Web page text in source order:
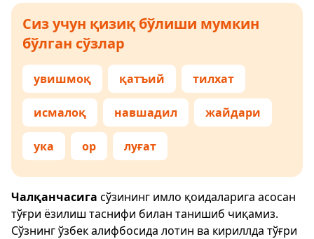
Сиз учун қизиқ бўлиши мумкин
бўлган сўзлар
увишмоқ қатъий тилхат
исмалоқ навшадил жайдари
ука ор луғат
Чалқанчасига сўзининг имло қоидаларига асосан
тўғри ёзилиш таснифи билан танишиб чиқамиз.
Сўзнинг ўзбек алифбосида лотин ва кириллда тўғри